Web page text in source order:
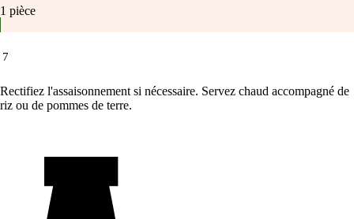
1 pièce
7
Rectifiez l'assaisonnement si nécessaire. Servez chaud accompagné de
riz ou de pommes de terre.